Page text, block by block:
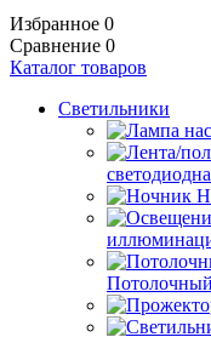
Избранное 0
Сравнение 0
Каталог товаров
Светильники